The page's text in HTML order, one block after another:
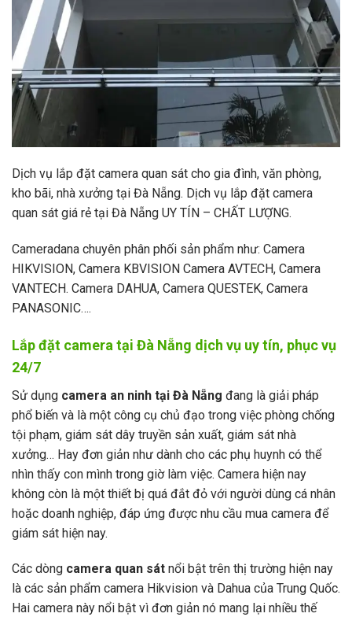
Dịch vụ lắp đặt camera quan sát cho gia đình, văn phòng,
kho bãi, nhà xưởng tại Đà Nẵng. Dịch vụ lắp đặt camera
quan sát giá rẻ tại Đà Nẵng UY TÍN – CHẤT LƯỢNG.
Cameradana chuyên phân phối sản phẩm như: Camera
HIKVISION, Camera KBVISION Camera AVTECH, Camera
VANTECH. Camera DAHUA, Camera QUESTEK, Camera
PANASONIC….
Lắp đặt camera tại Đà Nẵng dịch vụ uy tín, phục vụ
24/7
Sử dụng camera an ninh tại Đà Nẵng đang là giải pháp
phổ biến và là một công cụ chủ đạo trong việc phòng chống
tội phạm, giám sát dây truyền sản xuất, giám sát nhà
xưởng… Hay đơn giản như dành cho các phụ huynh có thể
nhìn thấy con mình trong giờ làm việc. Camera hiện nay
không còn là một thiết bị quá đắt đỏ với người dùng cá nhân
hoặc doanh nghiệp, đáp ứng được nhu cầu mua camera để
giám sát hiện nay.
Các dòng camera quan sát nổi bật trên thị trường hiện nay
là các sản phẩm camera Hikvision và Dahua của Trung Quốc.
Hai camera này nổi bật vì đơn giản nó mang lại nhiều thế